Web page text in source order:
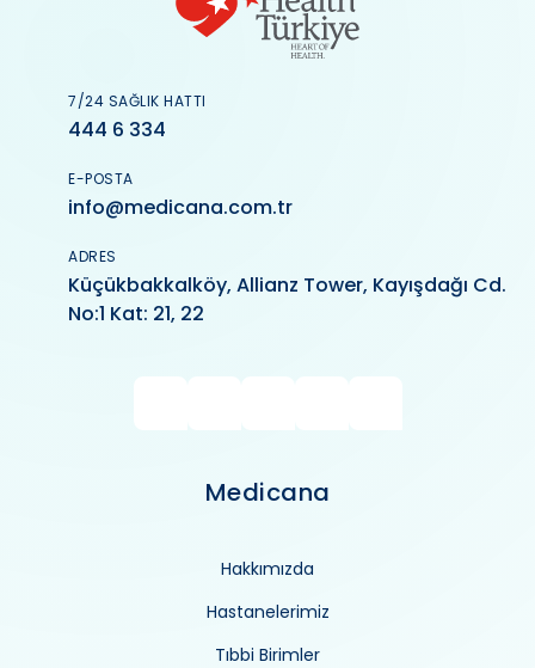
7/24 SAĞLIK HATTI
444 6 334
E-POSTA
info@medicana.com.tr
ADRES
Küçükbakkalköy, Allianz Tower, Kayışdağı Cd.
No:1 Kat: 21, 22
Medicana
Hakkımızda
Hastanelerimiz
Tıbbi Birimler